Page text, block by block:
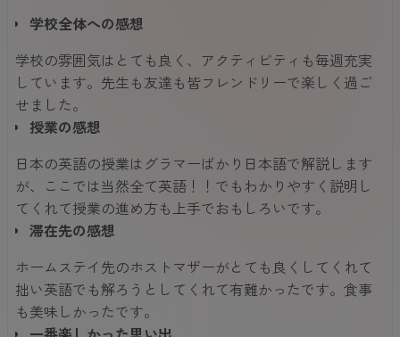
学校全体への感想
学校の雰囲気はとても良く、アクティビティも毎週充実
しています。先生も友達も皆フレンドリーで楽しく過ご
せました。
授業の感想
日本の英語の授業はグラマーばかり日本語で解説します
が、ここでは当然全て英語！！でもわかりやすく説明し
てくれて授業の進め方も上手でおもしろいです。
滞在先の感想
ホームステイ先のホストマザーがとても良くしてくれて
拙い英語でも解ろうとしてくれて有難かったです。食事
も美味しかったです。